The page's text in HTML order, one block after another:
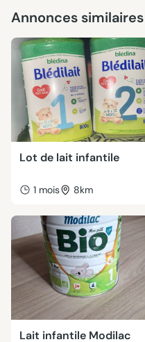
Annonces similaires
Lot de lait infantile
1 mois 8km
Lait infantile Modilac